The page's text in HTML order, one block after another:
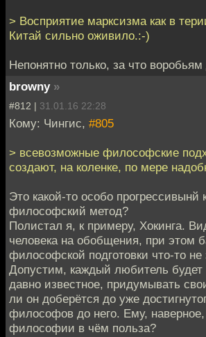
> Восприятие марксизма как в
Китай сильно оживило.:-)
Непонятно только, за что
browny »
#812 | 31.01.16 22:28
Кому: Чингиc, #805
> всевозможные философские
создают, на коленке, по мере
Это какой-то особо прогрессивынй
философский метод?
Полистал я, к примеру, Хокинга.
человека на обобщения, при этом
философской подготовки что-то не
Допустим, каждый любитель будет
давно известное, придумывать
ли он доберётся до уже
философов до него. Ему,
философии в чём польза?